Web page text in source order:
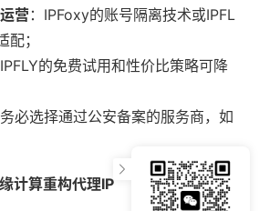
营：IPFoxy的账号隔离技术或IPFL
；
的免费试用和性价比策略可降
必选择通过公安备案的服务商，如
计算重构代理IP